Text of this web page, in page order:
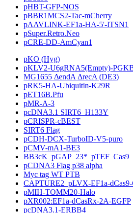
pHBT-GFP-NOS
pBBR1MCS2-Tac-mCherry
pAAVLINK-EF1a-HA-5'-ITSN1
pSuper.Retro.Neo
pCRE-DD-AmCyan1
pKO (Hyg)
pKLV2-U6gRNA5(Empty)-
MG1655 ΔendA ΔrecA (DE3)
pRK5-HA-Ubiquitin-K29R
pET16B.Pfu
pMR-A-3
pcDNA3.1 SIRT6_H133Y
pCRISPR-cBEST
SIRT6 Flag
pCDH-DCX-TurboID-V5-puro
pCMV-mA1-BE3
BB3cK_pGAP_23*_pTEF_Cas9
pCDNA3 Flag p38 alpha
Myc tag WT PTB
CAPTURE2_pLVX-EF1a-
pMIH-TOMM20-Halo
pXR002:EF1a-dCasRx-2A-EGFP
pcDNA3.1-ERBB4